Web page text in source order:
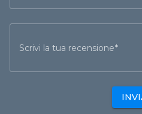
Scrivi la tua recensione